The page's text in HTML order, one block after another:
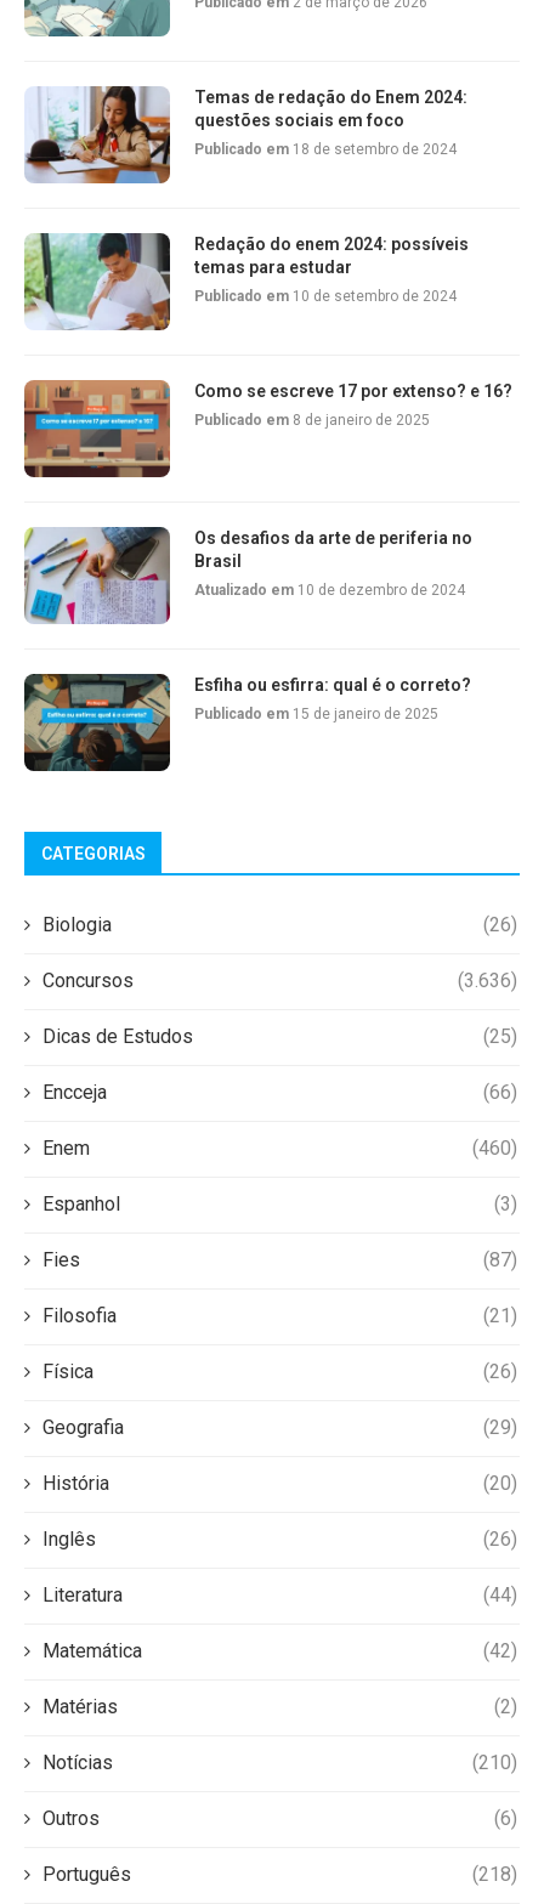
Temas de redação do Enem 2024:
questões sociais em foco
Publicado em 18 de setembro de 2024
Redação do enem 2024: possíveis
temas para estudar
Publicado em 10 de setembro de 2024
Como se escreve 17 por extenso? e 16?
Publicado em 8 de janeiro de 2025
Os desafios da arte de periferia no
Brasil
Atualizado em 10 de dezembro de 2024
Esfiha ou esfirra: qual é o correto?
Publicado em 15 de janeiro de 2025
CATEGORIAS
Biologia (26)
Concursos (3.636)
Dicas de Estudos (25)
Encceja (66)
Enem (460)
Espanhol (3)
Fies (87)
Filosofia (21)
Física (26)
Geografia (29)
História (20)
Inglês (26)
Literatura (44)
Matemática (42)
Matérias (2)
Notícias (210)
Outros (6)
Português (218)